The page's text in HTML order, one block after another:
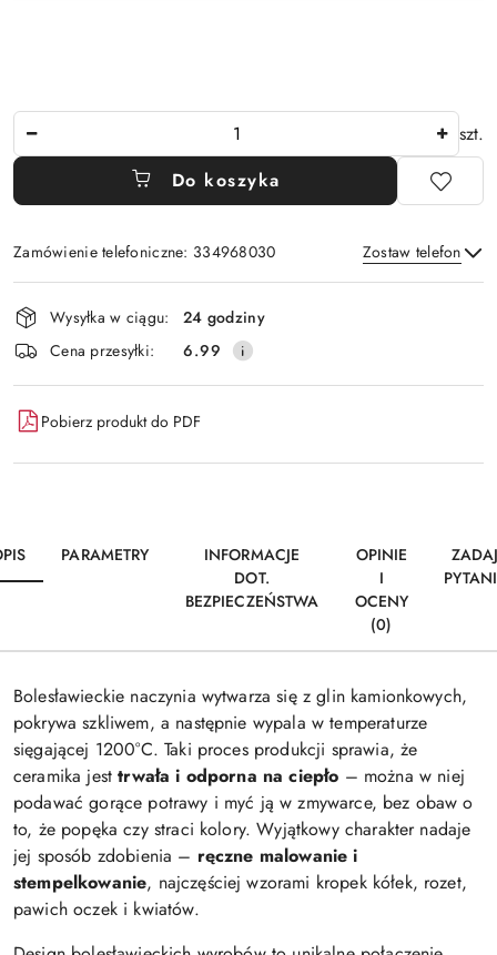
szt.
Do koszyka
Zamówienie telefoniczne: 334968030 Zostaw telefon
Wyślij
Dostępność
i
dostawa
Wysyłka w ciągu:
24 godziny
Cena przesyłki:
6.99
Pobierz produkt do PDF
PARAMETRY
INFORMACJE
DOT.
BEZPIECZEŃSTWA
OPINIE
I
OCENY
(0)
Bolesławieckie naczynia wytwarza się z glin kamionkowych,
pokrywa szkliwem, a następnie wypala w temperaturze
sięgającej 1200°C. Taki proces produkcji sprawia, że
ceramika jesttrwała i odporna na ciepło – można w niej
podawać gorące potrawy i myć ją w zmywarce, bez obaw o
to, że popęka czy straci kolory. Wyjątkowy charakter nadaje
jej sposób zdobienia – ręczne malowanie i
stempelkowanie, najczęściej wzorami kropek kółek, rozet,
pawich oczek i kwiatów.